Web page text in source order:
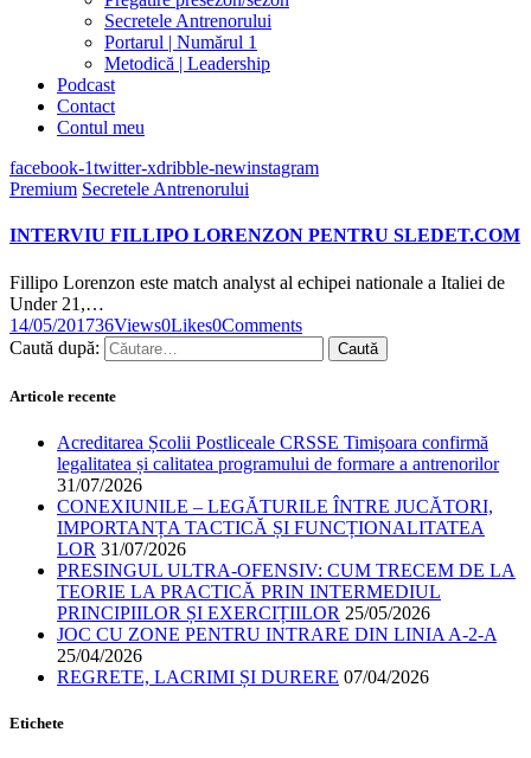
Secretele Antrenorului
Portarul | Numărul 1
Metodică | Leadership
Podcast
Contact
Contul meu
facebook-1twitter-xdribble-newinstagram
Premium Secretele Antrenorului
INTERVIU FILLIPO LORENZON PENTRU SLEDET.COM
Fillipo Lorenzon este match analyst al echipei nationale a Italiei de
Under 21,…
14/05/201736Views0Likes0Comments
Caută după:
Articole recente
Acreditarea Școlii Postliceale CRSSE Timișoara confirmă
legalitatea și calitatea programului de formare a antrenorilor
31/07/2026
CONEXIUNILE – LEGĂTURILE ÎNTRE JUCĂTORI,
IMPORTANȚA TACTICĂ ȘI FUNCȚIONALITATEA
LOR 31/07/2026
PRESINGUL ULTRA-OFENSIV: CUM TRECEM DE LA
TEORIE LA PRACTICĂ PRIN INTERMEDIUL
PRINCIPIILOR ȘI EXERCIȚIILOR 25/05/2026
JOC CU ZONE PENTRU INTRARE DIN LINIA A-2-A
25/04/2026
REGRETE, LACRIMI ȘI DURERE 07/04/2026
Etichete